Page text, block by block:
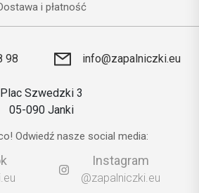
i płatność
98 info@zapalniczki.eu
Plac Szwedzki 3
05-090 Janki
Odwiedź nasze social media:
Instagram
@zapalniczki.eu